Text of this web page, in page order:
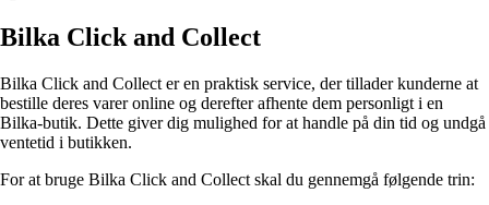
Bilka Click and Collect
Bilka Click and Collect er en praktisk service, der tillader kunderne at
bestille deres varer online og derefter afhente dem personligt i en
Bilka-butik. Dette giver dig mulighed for at handle på din tid og undgå
ventetid i butikken.
For at bruge Bilka Click and Collect skal du gennemgå følgende trin: